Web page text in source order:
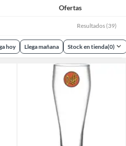
Ofertas
Resultados (39)
hoy Llega mañana Stock en tienda(0)